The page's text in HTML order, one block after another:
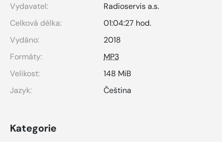
Vydavatel:
Radioservis a.s.
Celková délka:
01:04:27 hod.
Vydáno:
2018
Formáty:
MP3
Velikost:
148 MiB
Jazyk:
Čeština
Kategorie